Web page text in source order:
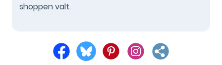
shoppen valt.